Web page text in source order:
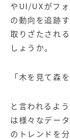
Web制作の製品
WEBプラス
やUI/UXがフ
の動向を追跡
取りざたされ
しょうか。
「木を見て森を
と言われるよ
は様々なデー
のトレンドを